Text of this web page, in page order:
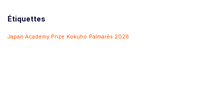
Étiquettes
Japan Academy Prize Kokuho Palmarès 2026